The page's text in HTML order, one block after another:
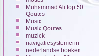
Muhammad Ali top 50
Qoutes
Music
Music Qoutes
muziek
navigatiesystemenn
nederlandse boeken